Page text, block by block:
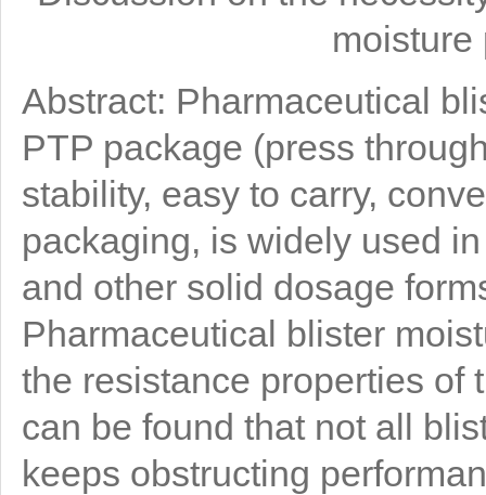
moisture
Abstract: Pharmaceutical
PTP package (press
stability, easy to carry,
packaging, is widely used
and other solid dosage
Pharmaceutical blister
the resistance properties of
can be found that not all
keeps obstructing